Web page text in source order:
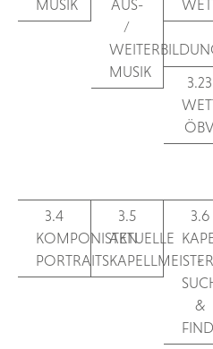
MUSIK
AUS-
/
MUSIK
3.23
ÖBV
3.4
KOMPONISTEN
PORTRAITS
3.5
AKTUELLE
KAPELLMEISTER
3.6
-
&